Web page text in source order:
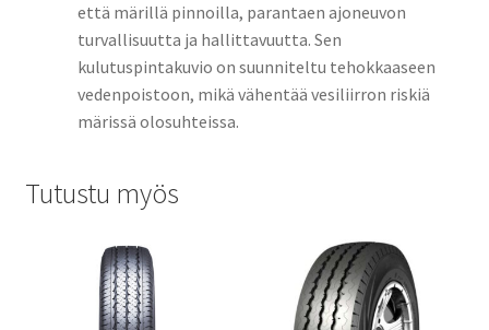
että märillä pinnoilla, parantaen ajoneuvon
turvallisuutta ja hallittavuutta. Sen
kulutuspintakuvio on suunniteltu tehokkaaseen
vedenpoistoon, mikä vähentää vesiliirron riskiä
märissä olosuhteissa.
Tutustu myös